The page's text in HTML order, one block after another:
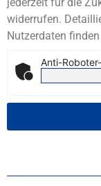
widerrufen.
Nutzerdaten
Anti-